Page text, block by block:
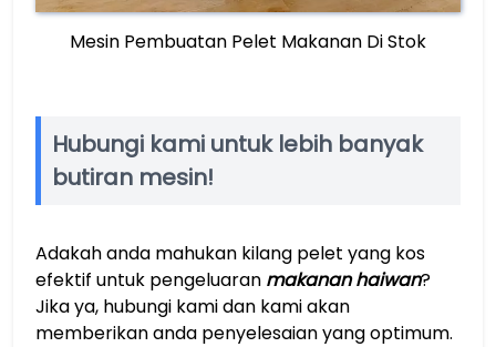
Mesin Pembuatan Pelet Makanan Di Stok
Hubungi kami untuk lebih banyak
butiran mesin!
Adakah anda mahukan kilang pelet yang kos
efektif untuk pengeluaran makanan haiwan?
Jika ya, hubungi kami dan kami akan
memberikan anda penyelesaian yang optimum.